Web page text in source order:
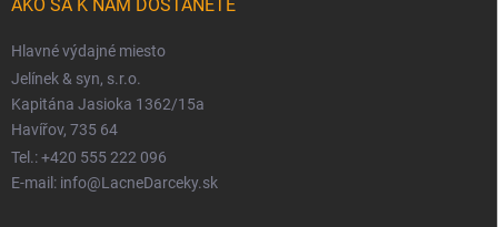
AKO SA K NÁM DOSTANETE
Hlavné výdajné miesto
Jelínek & syn, s.r.o.
Kapitána Jasioka 1362/15a
Havířov, 735 64
Tel.: +420 555 222 096
E-mail: info@LacneDarceky.sk